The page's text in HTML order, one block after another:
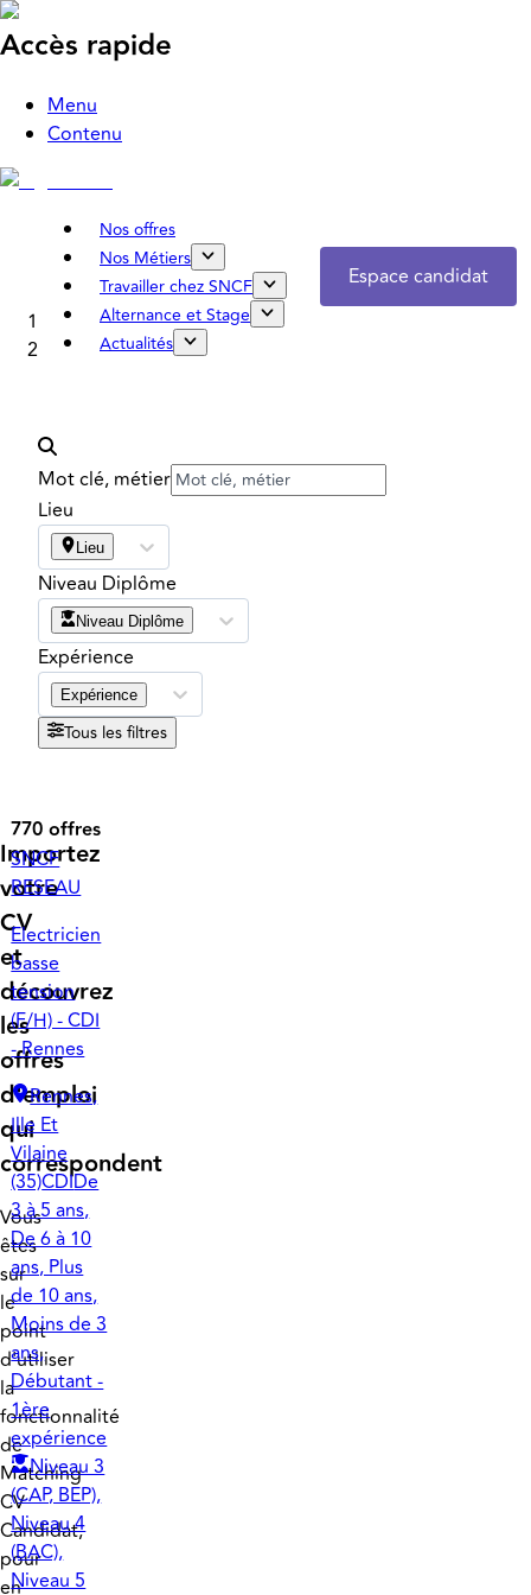
Accès rapide
Menu
Contenu
Nos offres
Nos Métiers
Travailler chez SNCF
Alternance et Stage
Actualités
Espace candidat
Accueil
Nos offres
Mot clé, métier
Lieu
Lieu
Niveau Diplôme
Niveau Diplôme
Expérience
Expérience
Tous les filtres
Importez
votre
CV
et
découvrez
les
offres
d'emploi
qui
correspondent
Vous
êtes
sur
le
point
d'utiliser
la
fonctionnalité
de
Matching
CV
Candidat,
pour
en
770 offres
SNCF
RESEAU
Electricien
basse
tension
(F/H) - CDI
- Rennes
Rennes,
Ille Et
Vilaine
(35)CDIDe
3 à 5 ans,
De 6 à 10
ans, Plus
de 10 ans,
Moins de 3
ans,
Débutant -
1ère
expérience
Niveau 3
(CAP, BEP),
Niveau 4
(BAC),
Niveau 5